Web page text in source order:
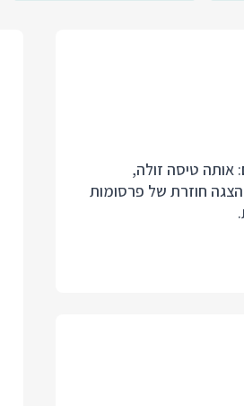
אותה טיסה זולה,
חוזרת של פרסומות